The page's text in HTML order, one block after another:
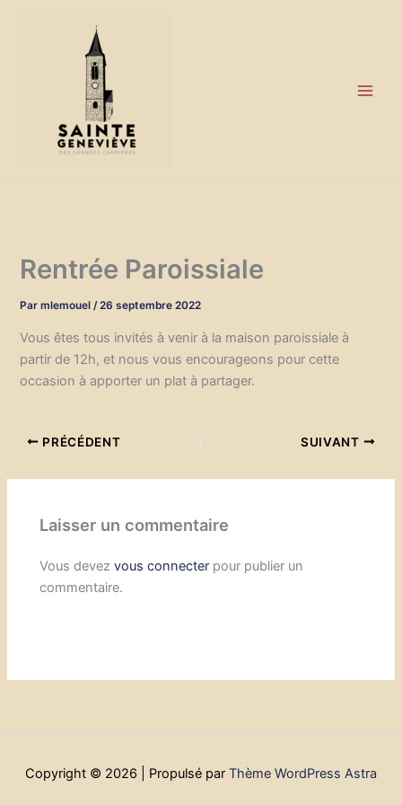
Rentrée Paroissiale
Parmlemouel/26 septembre 2022
Vous êtes tous invités à venir à la maison paroissiale à
partir de 12h, et nous vous encourageons pour cette
occasion à apporter un plat à partager.
PRÉCÉDENT SUIVANT
Laisser un commentaire
Vous devezvous connecter pour publier un
commentaire.
Copyright © 2026 | Propulsé par Thème WordPress Astra